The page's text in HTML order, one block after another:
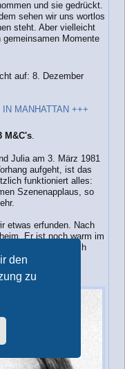
den
zu
und sie gedrückt.
sehen wir uns wortlos
steht. Aber vielleicht
Momente
auf: 8. Dezember
MANHATTAN +++
M&C's
Julia am 3. März 1981
aufgeht, ist das
funktioniert alles:
Szenenapplaus, so
etwas erfunden. Nach
Er ist noch warm im
abgenommen. Ich
Er sagt nur: